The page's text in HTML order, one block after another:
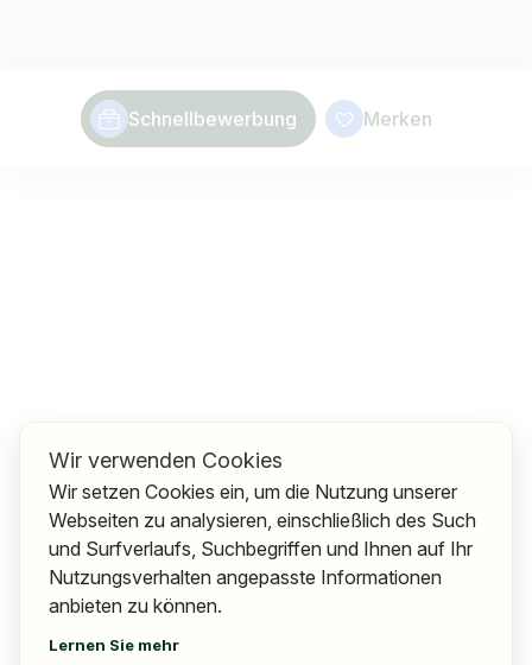
Schnellbewerbung Merken
Wir verwenden Cookies
Wir setzen Cookies ein, um die Nutzung unserer
Webseiten zu analysieren, einschließlich des Such
und Surfverlaufs, Suchbegriffen und Ihnen auf Ihr
Nutzungsverhalten angepasste Informationen
anbieten zu können.
Lernen Sie mehr